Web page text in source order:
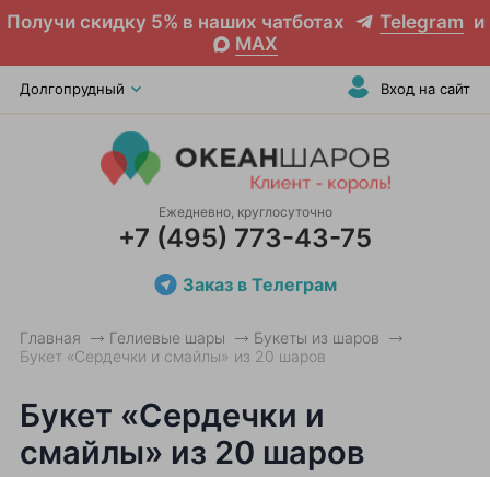
Получи скидку 5% в наших чатботах Telegram и
MAX
Долгопрудный Вход на сайт
Ежедневно, круглосуточно
+7 (495) 773-43-75
Заказ в Телеграм
Главная Гелиевые шары
Букеты из шаров
Букет «Сердечки и смайлы» из 20 шаров
Букет «Сердечки и
смайлы» из 20 шаров